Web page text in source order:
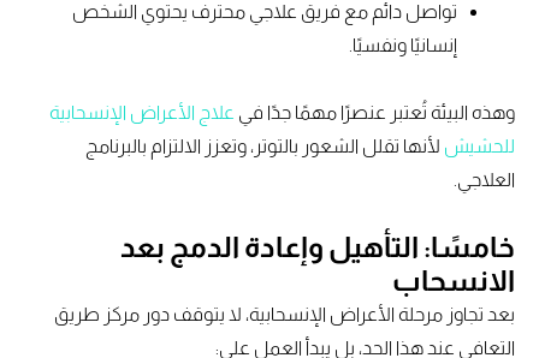
تواصل دائم مع فريق علاجي محترف يحتوي الشخص
إنسانيًا ونفسيًا.
وهذه البيئة تُعتبر عنصرًا مهمًا جدًا في
علاج الأعراض الإنسحابية
للحشيش لأنها تقلل الشعور بالتوتر، وتعزز الالتزام بالبرنامج
العلاجي.
خامسًا: التأهيل وإعادة الدمج بعد
الانسحاب
بعد تجاوز مرحلة الأعراض الإنسحابية، لا يتوقف دور مركز طريق
التعافي عند هذا الحد، بل يبدأ العمل على: